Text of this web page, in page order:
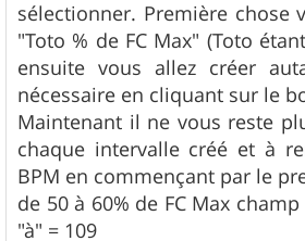
sélectionner. Première chose
"Toto % de FC Max" (Toto
ensuite vous allez créer
nécessaire en cliquant sur le
Maintenant il ne vous reste
chaque intervalle créé et à
BPM en commençant par le
de 50 à 60% de FC Max
"à" = 109